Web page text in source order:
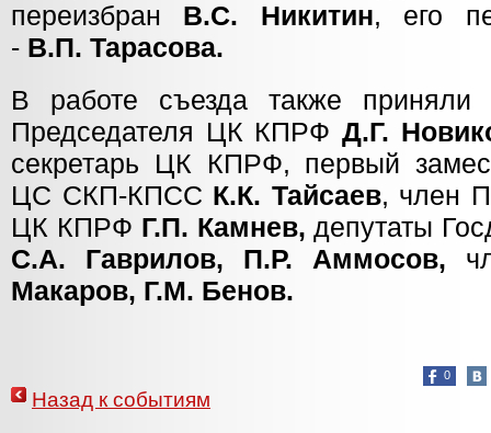
переизбран В.С. Никитин, его
- В.П. Тарасова.
В работе съезда также приняли
Председателя ЦК КПРФ Д.Г.
секретарь ЦК КПРФ, первый
ЦС СКП-КПСС К.К. Тайсаев, член
ЦК КПРФ Г.П. Камнев, депутаты
С.А. Гаврилов, П.Р. Аммосов,
Макаров, Г.М. Бенов.
0
Назад к событиям